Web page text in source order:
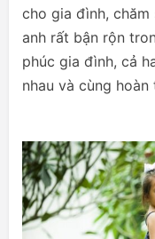
cho gia đình,
anh rất bận rộn
phúc gia đình, cả
nhau và cùng